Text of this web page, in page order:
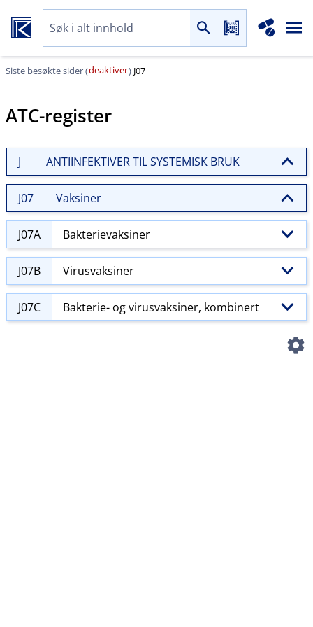
Siste besøkte sider (deaktiver) J07
ATC-register
J ANTIINFEKTIVER TIL SYSTEMISK BRUK
J07 Vaksiner
J07A Bakterievaksiner
J07B Virusvaksiner
J07C Bakterie- og virusvaksiner, kombinert